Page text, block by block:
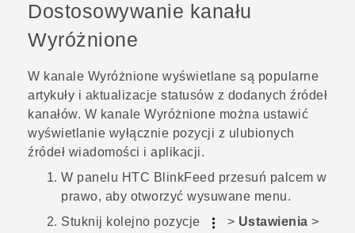
VIVERSE
POMOC TECHNICZNA
Urządzenia i akcesoria HTC
Zaloguj się
Dostosowywanie kanału
Wyróżnione
W kanale Wyróżnione wyświetlane są popularne
artykuły i aktualizacje statusów z dodanych źródeł
kanałów. W kanale Wyróżnione można ustawić
wyświetlanie wyłącznie pozycji z ulubionych
źródeł wiadomości i aplikacji.
W panelu HTC BlinkFeed przesuń palcem w
prawo, aby otworzyć wysuwane menu.
Stuknij kolejno pozycje
> Ustawienia >